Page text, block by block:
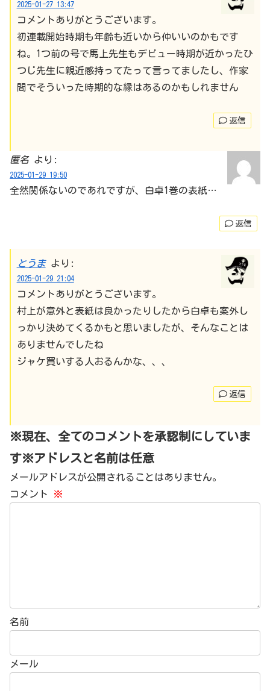
2025-01-27 13:47
コメントありがとうございます。
初連載開始時期も年齢も近いから仲いいのかもです
ね。1つ前の号で馬上先生もデビュー時期が近かったひ
つじ先生に親近感持ってたって言ってましたし、作家
間でそういった時期的な縁はあるのかもしれません
返信
匿名 より:
2025-01-29 19:50
全然関係ないのであれですが、白卓1巻の表紙…
返信
とうま より:
2025-01-29 21:04
コメントありがとうございます。
村上が意外と表紙は良かったりしたから白卓も案外し
っかり決めてくるかもと思いましたが、そんなことは
ありませんでしたね
ジャケ買いする人おるんかな、、、
返信
※現在、全てのコメントを承認制にしていま
す※アドレスと名前は任意
メールアドレスが公開されることはありません。
コメント
※
名前
メール